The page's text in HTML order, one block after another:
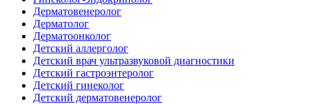
Дерматовенеролог
Дерматолог
Дерматоонколог
Детский аллерголог
Детский врач ультразвуковой диагностики
Детский гастроэнтеролог
Детский гинеколог
Детский дерматовенеролог